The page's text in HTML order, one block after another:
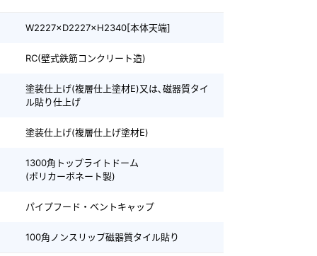
W2227×D2227×H2340[本体天端]
RC(壁式鉄筋コンクリート造)
塗装仕上げ(複層仕上塗材E)又は､磁器質タイ
ル貼り仕上げ
塗装仕上げ(複層仕上げ塗材E)
1300角トップライトドーム
(ポリカーボネート製)
パイプフード・ベントキャップ
100角ノンスリップ磁器質タイル貼り